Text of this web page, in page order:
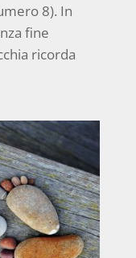
8). In
fine
ricorda